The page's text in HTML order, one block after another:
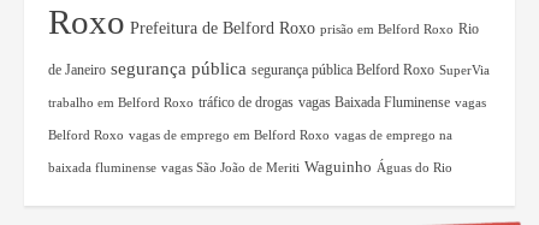
Roxo Prefeitura de Belford Roxo prisão em Belford Roxo Rio
de Janeiro segurança pública segurança pública Belford Roxo SuperVia
trabalho em Belford Roxo tráfico de drogas vagas Baixada Fluminense vagas
Belford Roxo vagas de emprego em Belford Roxo vagas de emprego na
baixada fluminense vagas São João de Meriti Waguinho Águas do Rio